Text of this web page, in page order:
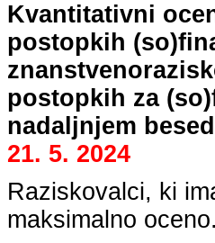
Kvantitativni
postopkih
postopkih za
nadaljnjem
21. 5. 2024
Raziskovalci, ki
maksimalno oceno.